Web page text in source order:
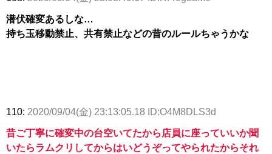
潜伏確変あるしな…
持ち玉移動禁止、共有禁止などの昔のルールちゃうかな
110: 2020/09/04(金) 23:13:05.18 ID:O4M8DLS3d
昔ご丁寧に確変中の台空いてたから店員に座っていいか聞
いたらラムクリしてからはいどうぞってやられたからそれ